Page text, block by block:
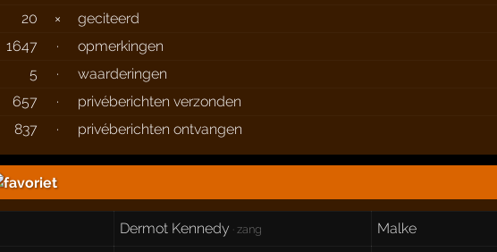
20
×
geciteerd
1647
·
opmerkingen
5
·
waarderingen
657
·
privéberichten verzonden
837
· privéberichten ontvangen
Dermot Kennedy · zang Malke